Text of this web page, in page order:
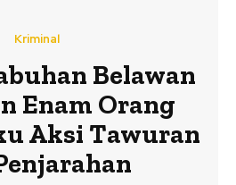
Kriminal
Belawan
Enam Orang
Aksi Tawuran